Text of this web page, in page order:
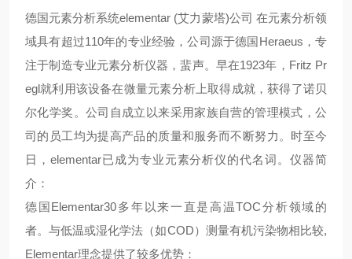
德国元素分析系统elementar (艾力蒙塔)公司 在元素分析领
域具有超过110年的专业经验，公司源于德国Heraeus，专
注于制造专业元素分析仪器，蜚声。早在1923年，Fritz Pr
egl就利用该设备在微量元素分析上取得成就，获得了诺贝
尔化学奖。公司自成立以来采用家族自营的管理模式，公
司的员工均为提高产品的质量和服务而不断努力。时至今
日，elementar已成为专业元素分析仪的代名词。仪器简
介：
德国Elementar30多年以来一直是高温TOC分析领域的
者。与低温或湿化学法（如COD）测量有机污染物相比较,
Elementar理念提供了较多优势：